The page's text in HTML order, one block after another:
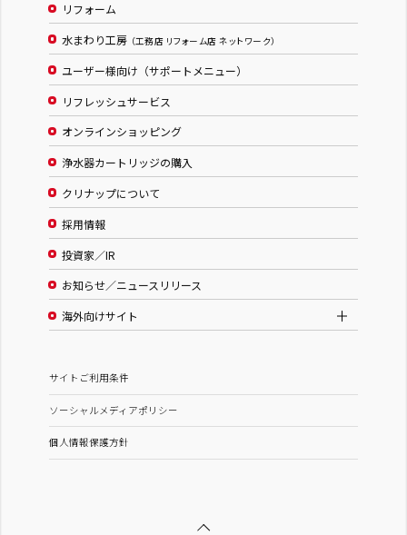
リフォーム
水まわり工房 （工務店 リフォーム店 ネットワーク）
ユーザー様向け（サポートメニュー）
リフレッシュサービス
オンラインショッピング
浄水器カートリッジの購入
クリナップについて
採用情報
投資家／IR
お知らせ／ニュースリリース
海外向けサイト
サイトご利用条件
ソーシャルメディアポリシー
個人情報保護方針